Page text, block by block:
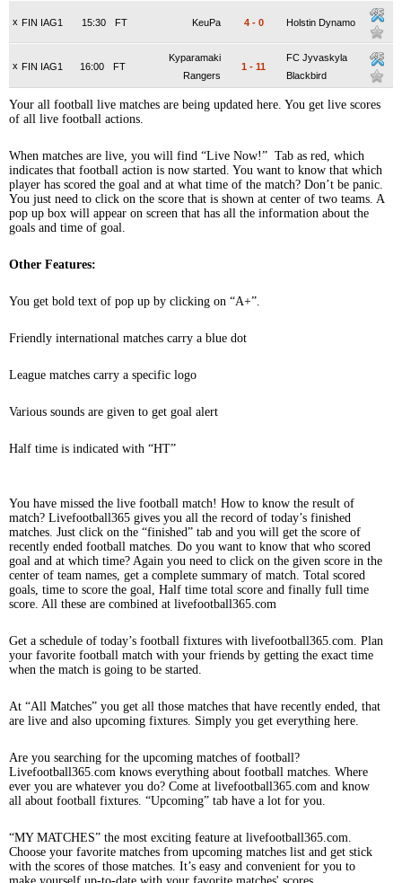
x FIN IAG1 FT
15:30 KeuPa 4 - 0 Holstin Dynamo
x FIN IAG1 FT
16:00
Kyparamaki
Rangers
1 - 11
FC Jyvaskyla
Blackbird
Your all football live matches are being updated here. You get live scores
of all live football actions.
When matches are live, you will find “Live Now!” Tab as red, which
indicates that football action is now started. You want to know that which
player has scored the goal and at what time of the match? Don’t be panic.
You just need to click on the score that is shown at center of two teams. A
pop up box will appear on screen that has all the information about the
goals and time of goal.
Other Features:
You get bold text of pop up by clicking on “A+”.
Friendly international matches carry a blue dot
League matches carry a specific logo
Various sounds are given to get goal alert
Half time is indicated with “HT”
You have missed the live football match! How to know the result of
match? Livefootball365 gives you all the record of today’s finished
matches. Just click on the “finished” tab and you will get the score of
recently ended football matches. Do you want to know that who scored
goal and at which time? Again you need to click on the given score in the
center of team names, get a complete summary of match. Total scored
goals, time to score the goal, Half time total score and finally full time
score. All these are combined at livefootball365.com
Get a schedule of today’s football fixtures with livefootball365.com. Plan
your favorite football match with your friends by getting the exact time
when the match is going to be started.
At “All Matches” you get all those matches that have recently ended, that
are live and also upcoming fixtures. Simply you get everything here.
Are you searching for the upcoming matches of football?
Livefootball365.com knows everything about football matches. Where
ever you are whatever you do? Come at livefootball365.com and know
all about football fixtures. “Upcoming” tab have a lot for you.
“MY MATCHES” the most exciting feature at livefootball365.com.
Choose your favorite matches from upcoming matches list and get stick
with the scores of those matches. It’s easy and convenient for you to